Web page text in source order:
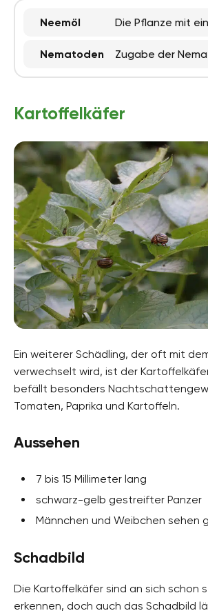
Neemöl Die Pflanze mit
Nematoden Zugabe der
Kartoffelkäfer
Ein weiterer Schädling, der oft mit
verwechselt wird, ist der
befällt besonders
Tomaten, Paprika und Kartoffeln.
Aussehen
7 bis 15 Millimeter lang
schwarz-gelb gestreifter Panzer
Männchen und Weibchen sehen
Schadbild
Die Kartoffelkäfer sind an sich schon
erkennen, doch auch das Schadbild